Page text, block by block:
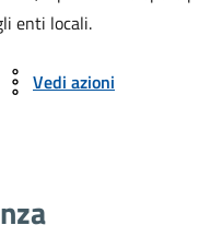
enti locali.
Vedi azioni